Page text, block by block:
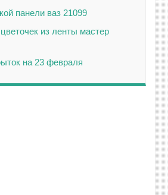
панели ваз 21099
из ленты мастер
на 23 февраля